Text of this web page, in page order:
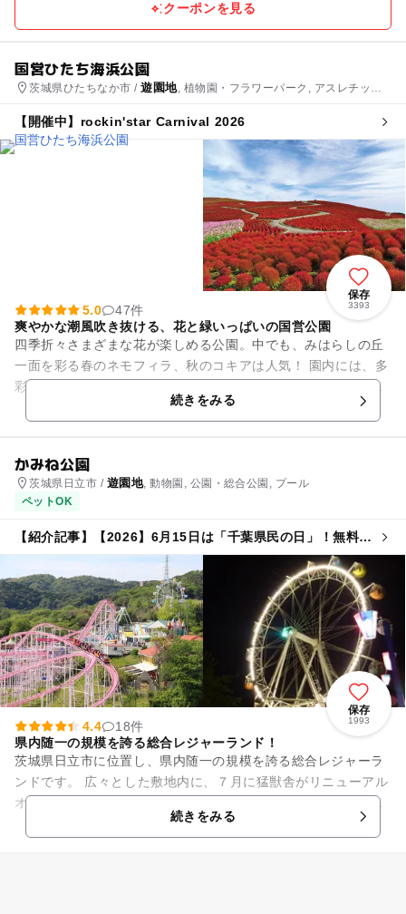
クーポンを見る
国営ひたち海浜公園
茨城県ひたちなか市 /遊園地, 植物園・フラワーパーク, アスレチック,
【開催中】rockin'star Carnival 2026
保存
3393
5.0
47件
爽やかな潮風吹き抜ける、花と緑いっぱいの国営公園
四季折々さまざまな花が楽しめる公園。中でも、みはらしの丘
一面を彩る春のネモフィラ、秋のコキアは人気！ 園内には、多
彩なアトラクションが揃うプレジャーガーデン（遊園地）や林
間アスレチック広場、バ...続きをみる
かみね公園
茨城県日立市 / 遊園地, 動物園, 公園・総合公園, プール
ペットOK
【紹介記事】【2026】6月15日は「千葉県民の日」！無料・
保存
1993
4.4
18件
県内随一の規模を誇る総合レジャーランド！
茨城県日立市に位置し、県内随一の規模を誇る総合レジャーラ
ンドです。 広々とした敷地内に、７月に猛獣舎がリニューアル
オープンした「動物園」、小さな子どもでも楽しく遊べる「遊
続きをみる